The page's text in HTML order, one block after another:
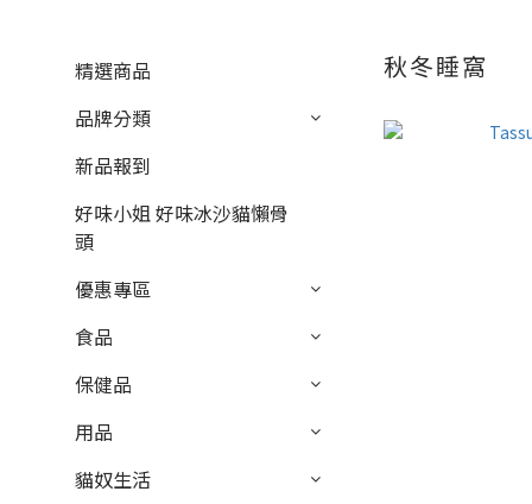
精選商品
品牌分類
新品報到
好味小姐 好味冰沙貓懶骨
頭
優惠專區
食品
保健品
用品
貓奴生活
秋冬睡窩